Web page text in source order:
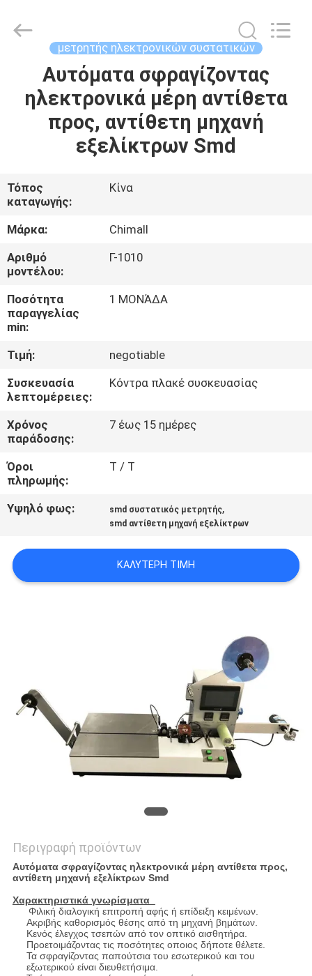
ΣΠΊΤΙ
ΠΡΟΪΌΝΤΑ
ΕΜΕΊΣ
ΓΎΡΟΣ
ΕΡΓΟΣΤΑΣΊΩΝ
ΠΟΙΟΤΙΚΌΣ
ΈΛΕΓΧΟΣ
ΜΑΣ
ΕΛΆΤΕ
ΣΕ
ΕΠΑΦΉ
ΜΕ
ΖΗΤΉΣΤΕ
ΑΠΌΣΠΑΣΜΑ
Limited.
μετρητής ηλεκτρονικών συστατικών
Αυτόματα σφραγίζοντας
ηλεκτρονικά μέρη αντίθετα
προς, αντίθετη μηχανή
εξελίκτρων Smd
Τόπος
καταγωγής:
Κίνα
Μάρκα:
Chimall
Αριθμό
μοντέλου:
Γ-1010
Ποσότητα
παραγγελίας
min:
1 ΜΟΝΆΔΑ
Τιμή:
negotiable
Συσκευασία
λεπτομέρειες:
Κόντρα πλακέ συσκευασίας
Χρόνος
παράδοσης:
7 έως 15 ημέρες
Όροι
πληρωμής:
T / T
Υψηλό φως: smd συστατικός μετρητής,
smd αντίθετη μηχανή εξελίκτρων
ΚΑΛΎΤΕΡΗ ΤΙΜΉ
Περιγραφή προϊόντων
Αυτόματα σφραγίζοντας ηλεκτρονικά μέρη αντίθετα προς,
αντίθετη μηχανή εξελίκτρων Smd
Χαρακτηριστικά γνωρίσματα
Φιλική διαλογική επιτροπή αφής ή επίδειξη κειμένων.
Ακριβής καθορισμός θέσης από τη μηχανή βημάτων.
Κενός έλεγχος τσεπών από τον οπτικό αισθητήρα.
Προετοιμάζοντας τις ποσότητες οποιος δήποτε θέλετε.
Τα σφραγίζοντας παπούτσια του εσωτερικού και του
εξωτερικού είναι διευθετήσιμα.